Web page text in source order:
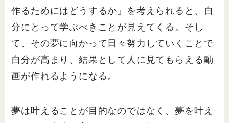
作るためにはどうするか」を考えられると、自
分にとって学ぶべきことが見えてくる。そし
て、その夢に向かって日々努力していくことで
自分が高まり、結果として人に見てもらえる動
画が作れるようになる。
夢は叶えることが目的なのではなく、夢を叶え